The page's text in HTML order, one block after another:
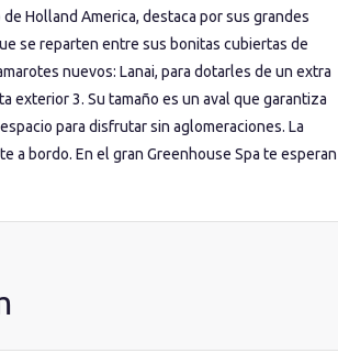
Holland America, destaca por sus grandes
se reparten entre sus bonitas cubiertas de
nuevos: Lanai, para dotarles de un extra
exterior 3. Su tamaño es un aval que garantiza
para disfrutar sin aglomeraciones. La
a bordo. En el gran Greenhouse Spa te esperan